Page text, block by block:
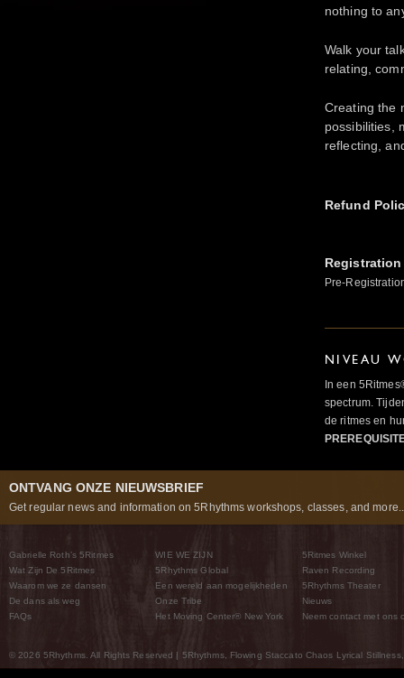
nothing to
Walk your
relating,
Creating the
possibilities,
reflecting,
Refund
Pre-
NIVEAU
In een
spectrum.
de ritmes en
ONTVANG ONZE NIEUWSBRIEF
Get regular news and information on 5Rhythms workshops, classes, and
Gabrielle Roth’s 5Ritmes
Wat Zijn De 5Ritmes
Waarom we ze dansen
De dans als weg
FAQs
WIE WE ZIJN
5Rhythms Global
Een wereld aan mogelijkheden
Onze Tribe
Het Moving Center® New York
5Ritmes Winkel
Raven Recording
5Rhythms Theater
Nieuws
Neem contact met ons
© 2026 5Rhythms. All Rights Reserved | 5Rhythms, Flowing Staccato Chaos Lyrical